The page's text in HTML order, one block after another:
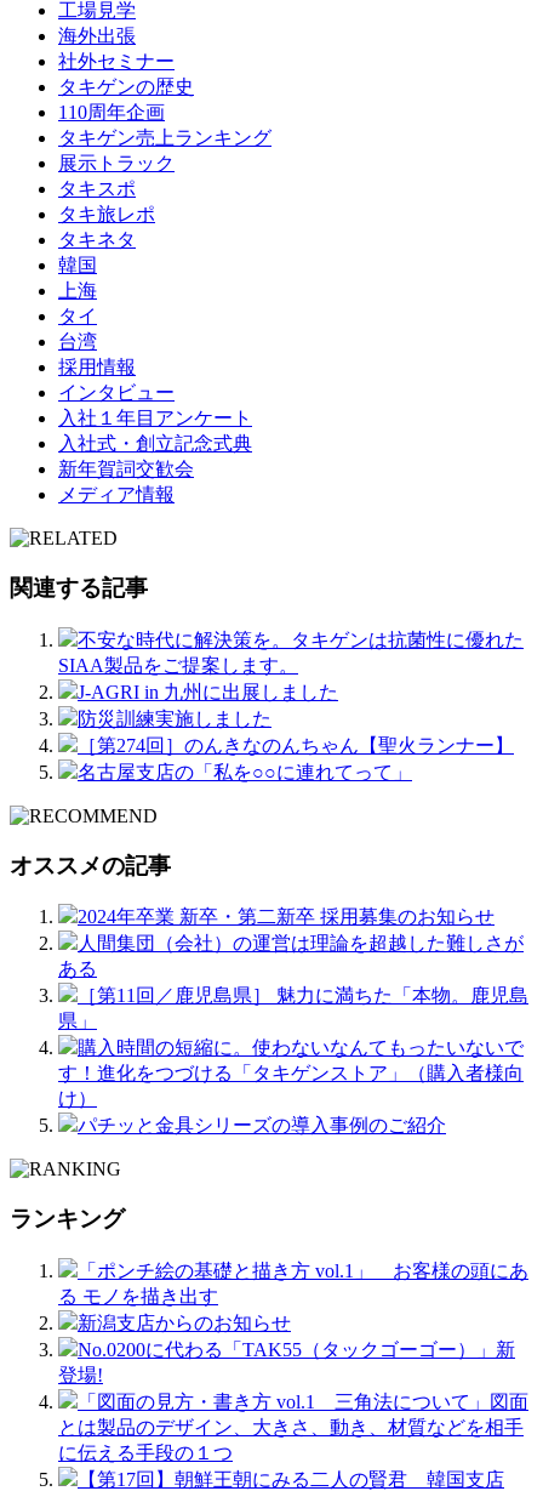
工場見学
海外出張
社外セミナー
タキゲンの歴史
110周年企画
タキゲン売上ランキング
展示トラック
タキスポ
タキ旅レポ
タキネタ
韓国
上海
タイ
台湾
採用情報
インタビュー
入社１年目アンケート
入社式・創立記念式典
新年賀詞交歓会
メディア情報
関連する記事
不安な時代に解決策を。タキゲンは抗菌性に優れた
SIAA製品をご提案します。
J-AGRI in 九州に出展しました
防災訓練実施しました
［第274回］のんきなのんちゃん【聖火ランナー】
名古屋支店の「私を○○に連れてって」
オススメの記事
2024年卒業 新卒・第二新卒 採用募集のお知らせ
人間集団（会社）の運営は理論を超越した難しさが
ある
［第11回／鹿児島県］ 魅力に満ちた「本物。鹿児島
県」
購入時間の短縮に。使わないなんてもったいないで
す！進化をつづける「タキゲンストア」（購入者様向
け）
パチッと金具シリーズの導入事例のご紹介
ランキング
「ポンチ絵の基礎と描き方 vol.1」 お客様の頭にあ
る モノを描き出す
新潟支店からのお知らせ
No.0200に代わる「TAK55（タックゴーゴー）」新
登場!
「図面の見方・書き方 vol.1 三角法について」図面
とは製品のデザイン、大きさ、動き、材質などを相手
に伝える手段の１つ
【第17回】朝鮮王朝にみる二人の賢君 韓国支店